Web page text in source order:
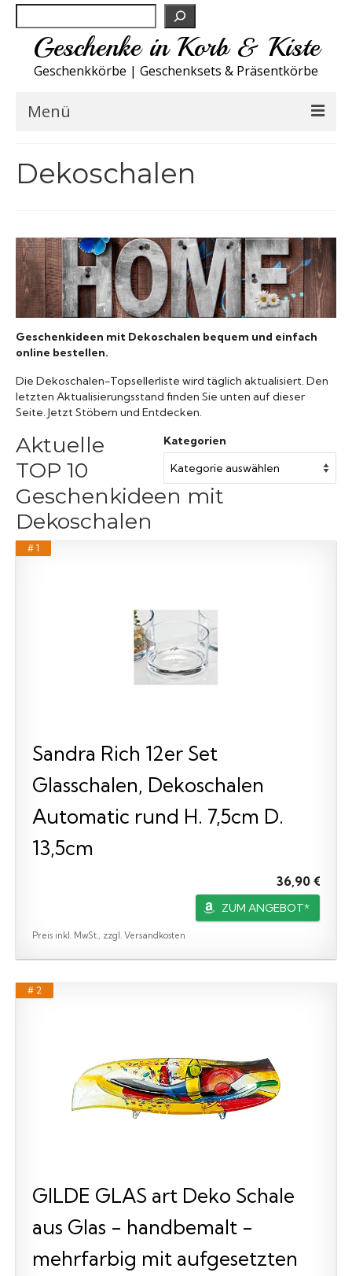
Geschenke in Korb & Kiste
Geschenkkörbe | Geschenksets & Präsentkörbe
Menü
Spirituosen
Sport
Wohnen
Dekoschalen
Geschenkideen mit Dekoschalen bequem und einfach
online bestellen.
Die Dekoschalen-Topsellerliste wird täglich aktualisiert. Den
letzten Aktualisierungsstand finden Sie unten auf dieser
Seite. Jetzt Stöbern und Entdecken.
Kategorien
Aktuelle
TOP 10
Geschenkideen mit
Dekoschalen
# 1
Sandra Rich 12er Set
Glasschalen, Dekoschalen
Automatic rund H. 7,5cm D.
13,5cm
36,90 €
ZUM ANGEBOT*
Preis inkl. MwSt., zzgl. Versandkosten
# 2
GILDE GLAS art Deko Schale
aus Glas - handbemalt -
mehrfarbig mit aufgesetzten